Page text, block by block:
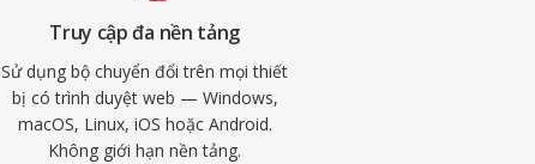
Truy cập đa nền tảng
Sử dụng bộ chuyển đổi trên mọi thiết
bị có trình duyệt web — Windows,
macOS, Linux, iOS hoặc Android.
Không giới hạn nền tảng.